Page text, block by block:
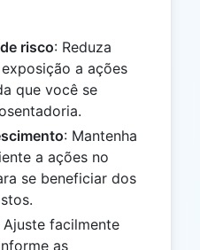
risco: Reduza
a ações
que você se
: Mantenha
a ações no
se beneficiar dos
Ajuste facilmente
as